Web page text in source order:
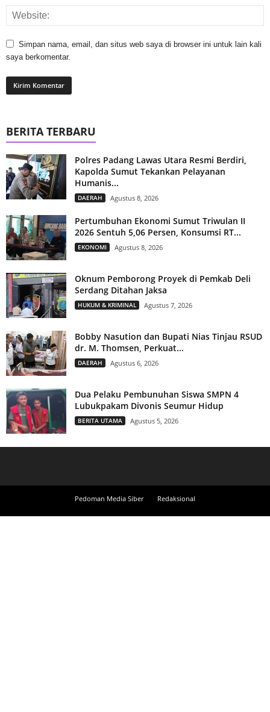
Simpan nama, email, dan situs web saya di browser ini untuk lain kali
saya berkomentar.
BERITA TERBARU
Polres Padang Lawas Utara Resmi Berdiri,
Kapolda Sumut Tekankan Pelayanan
Humanis...
DAERAH Agustus 8, 2026
Pertumbuhan Ekonomi Sumut Triwulan II
2026 Sentuh 5,06 Persen, Konsumsi RT...
EKONOMI Agustus 8, 2026
Oknum Pemborong Proyek di Pemkab Deli
Serdang Ditahan Jaksa
HUKUM & KRIMINAL Agustus 7, 2026
Bobby Nasution dan Bupati Nias Tinjau RSUD
dr. M. Thomsen, Perkuat...
DAERAH Agustus 6, 2026
Dua Pelaku Pembunuhan Siswa SMPN 4
Lubukpakam Divonis Seumur Hidup
BERITA UTAMA Agustus 5, 2026
Pedoman Media Siber Redaksional